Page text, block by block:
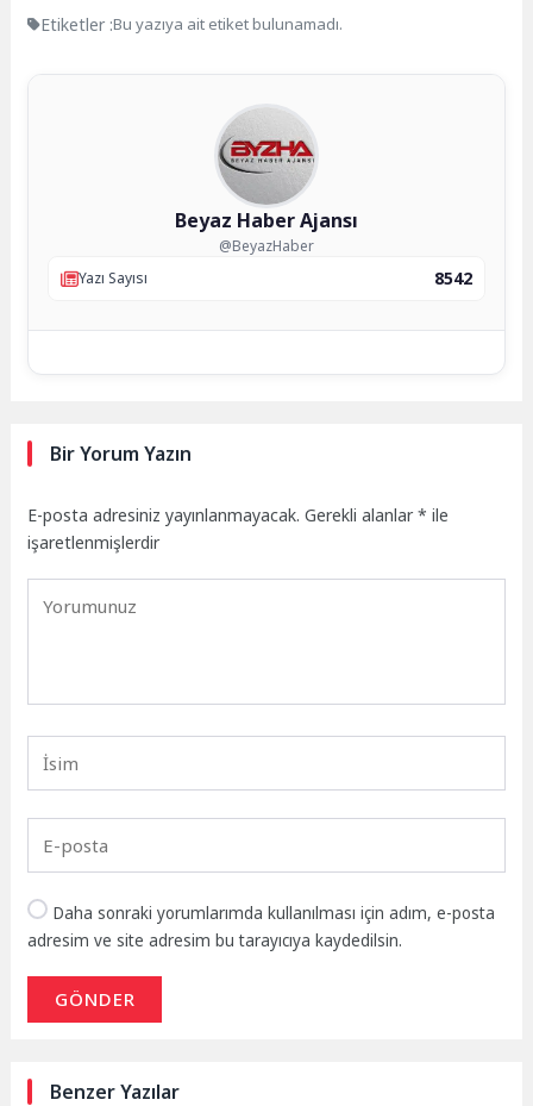
Etiketler :Bu yazıya ait etiket bulunamadı.
Beyaz Haber Ajansı
@BeyazHaber
Yazı Sayısı
8542
Bir Yorum Yazın
E-posta adresiniz yayınlanmayacak. Gerekli alanlar* ile
işaretlenmişlerdir
Daha sonraki yorumlarımda kullanılması için adım, e-posta
adresim ve site adresim bu tarayıcıya kaydedilsin.
GÖNDER
Benzer Yazılar